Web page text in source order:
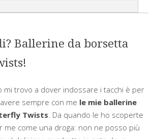
Ballerine da borsetta
mi trovo a dover indossare i tacchi è per
sempre con me le mie ballerine
Twists. Da quando le ho scoperte
me come una droga: non ne posso più